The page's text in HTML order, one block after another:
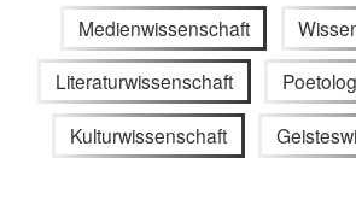
Medienwissenschaft
Literaturwissenschaft
Kulturwissenschaft